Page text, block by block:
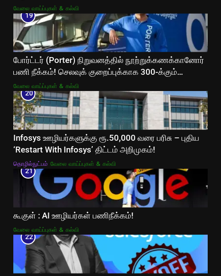
வேலை வாய்ப்புகள் & கல்வி
19
போர்ட்டர் (Porter) நிறுவனத்தில் நூற்றுக்கணக்கானோர்
பணி நீக்கம்! செலவுக் குறைப்புக்காக 300-க்கும்
மேற்பட்ட ஊழியர்களை நீக்கியது!
வேலை வாய்ப்புகள் & கல்வி
20
Infosys ஊழியர்களுக்கு ரூ.50,000 வரை பரிசு – புதிய
‘Restart With Infosys’ திட்டம் அறிமுகம்!
தொழில்நுட்பம் வேலை வாய்ப்புகள் & கல்வி
21
கூகுள் : AI ஊழியர்கள் பணிநீக்கம்!
வேலை வாய்ப்புகள் & கல்வி
22